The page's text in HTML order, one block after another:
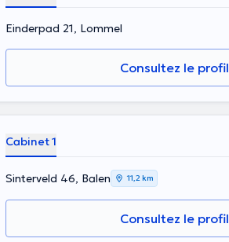
Einderpad 21, Lommel
Consultez le profil
Cabinet 1
Sinterveld 46, Balen 11,2 km
Consultez le profil